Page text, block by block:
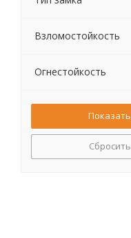
Взломостойкость
Огнестойкость
Сбросить